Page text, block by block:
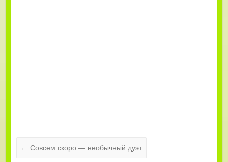
← Совсем скоро — необычный дуэт